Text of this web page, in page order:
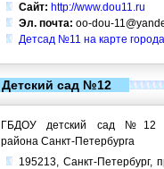
Сайт: http://www.dou11.ru
Эл. почта: oo-dou-
Детсад №11 на карте
Детский сад №12
ГБДОУ детский сад №12
района Санкт-Петербурга
195213, Санкт-